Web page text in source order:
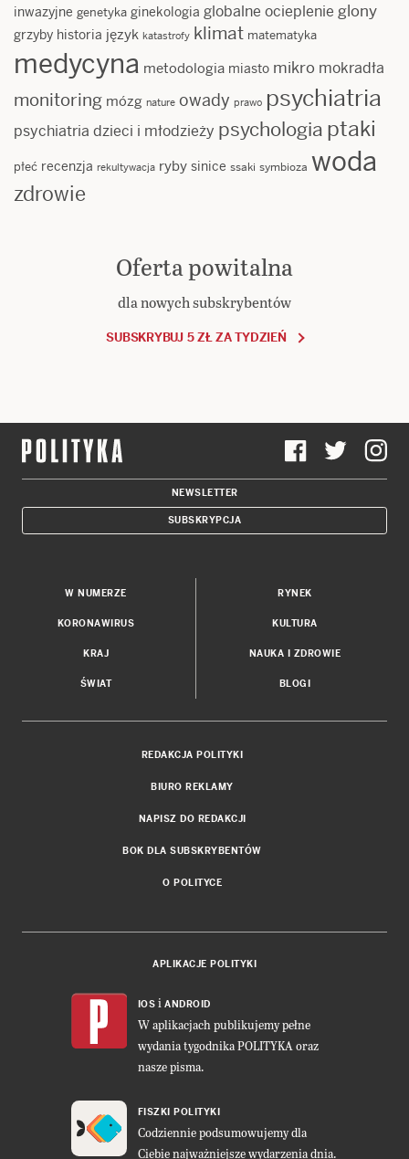
inwazyjne genetyka ginekologia globalne ocieplenie glony
grzyby historia język katastrofy klimat matematyka
medycyna metodologia miasto mikro mokradła
monitoring mózg nature owady prawo psychiatria
psychiatria dzieci i młodzieży psychologia ptaki
płeć recenzja rekultywacja ryby sinice ssaki symbioza woda
zdrowie
Oferta powitalna
dla nowych subskrybentów
SUBSKRYBUJ 5 ZŁ ZA TYDZIEŃ
NEWSLETTER
SUBSKRYPCJA
W NUMERZE
KORONAWIRUS
KRAJ
ŚWIAT
RYNEK
KULTURA
NAUKA I ZDROWIE
BLOGI
REDAKCJA POLITYKI
BIURO REKLAMY
NAPISZ DO REDAKCJI
BOK DLA SUBSKRYBENTÓW
O POLITYCE
APLIKACJE POLITYKI
IOS i ANDROID
W aplikacjach publikujemy pełne
wydania tygodnika POLITYKA oraz
nasze pisma.
FISZKI POLITYKI
Codziennie podsumowujemy dla
Ciebie najważniejsze wydarzenia dnia.